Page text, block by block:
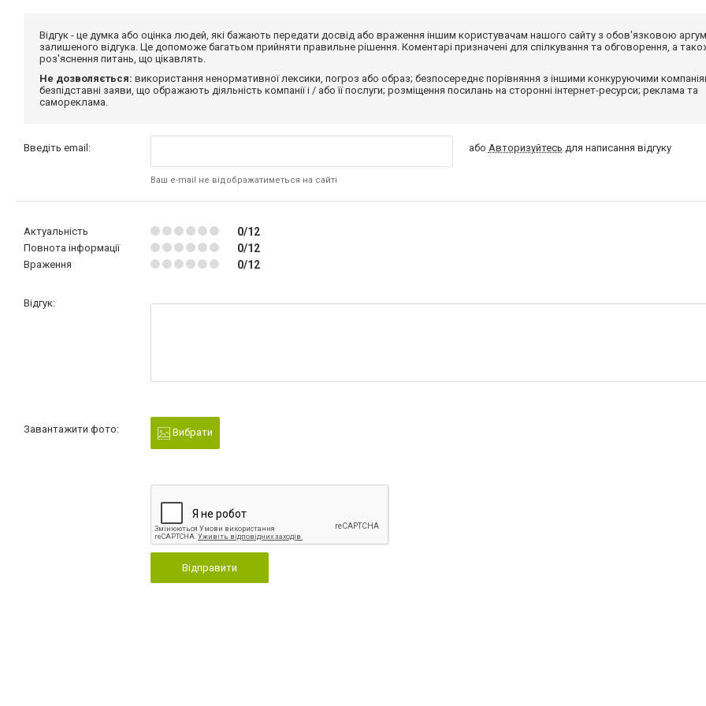
Відгук - це думка або оцінка людей, які бажають передати досвід або враження іншим користувачам нашого сайту з обов'язковою
залишеного відгука. Це допоможе багатьом прийняти правильне рішення. Коментарі призначені для спілкування та обговорення, а
роз'яснення питань, що цікавлять.
Не дозволяється: використання ненормативної лексики, погроз або образ; безпосереднє порівняння з іншими конкуруючими
безпідставні заяви, що ображають діяльність компанії і / або її послуги; розміщення посилань на сторонні інтернет-ресурси; реклама та
самореклама.
Введіть email:
Ваш e-mail не відображатиметься на сайті
або Авторизуйтесь для написання відгуку
Актуальність 0/12
Повнота інформації 0/12
Враження 0/12
Відгук:
Завантажити фото: Вибрати
Відправити